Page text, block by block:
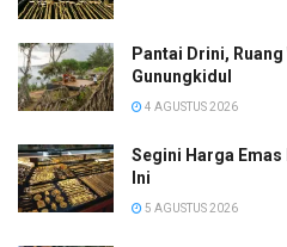
Pantai Drini,
Gunungkidul
4 AGUSTUS 2026
Segini Harga
Ini
5 AGUSTUS 2026